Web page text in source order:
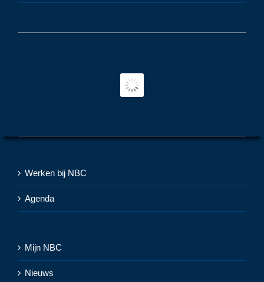
Werken bij NBC
Agenda
Mijn NBC
Nieuws